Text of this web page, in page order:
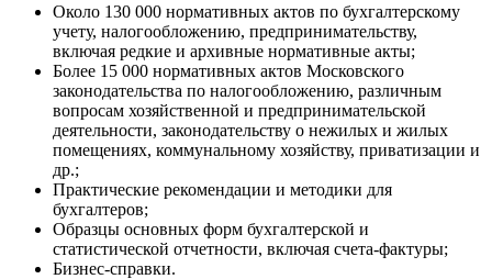
Около 130 000 нормативных актов по бухгалтерскому
учету, налогообложению, предпринимательству,
включая редкие и архивные нормативные акты;
Более 15 000 нормативных актов Московского
законодательства по налогообложению, различным
вопросам хозяйственной и предпринимательской
деятельности, законодательству о нежилых и жилых
помещениях, коммунальному хозяйству, приватизации и
др.;
Практические рекомендации и методики для
бухгалтеров;
Образцы основных форм бухгалтерской и
статистической отчетности, включая счета-фактуры;
Бизнес-справки.